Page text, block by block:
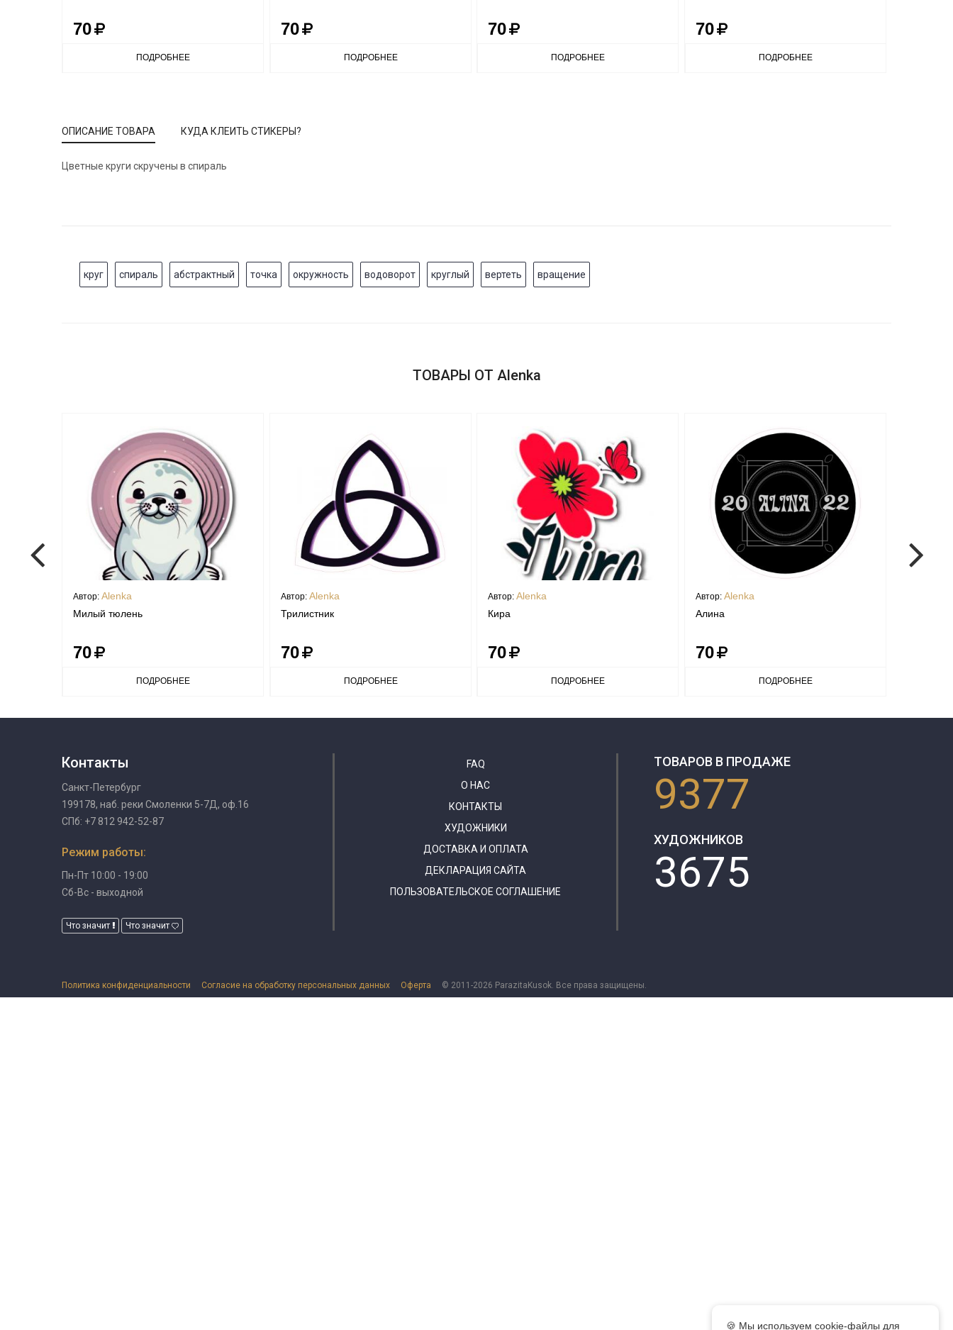
70
ПОДРОБНЕЕ
70
ПОДРОБНЕЕ
70
ПОДРОБНЕЕ
70
ПОДРОБНЕЕ
ОПИСАНИЕ ТОВАРА КУДА КЛЕИТЬ СТИКЕРЫ?
Цветные круги скручены в спираль
круг спираль абстрактный точка окружность водоворот круглый вертеть вращение
ТОВАРЫ ОТ Alenka
Автор: Alenka
Милый тюлень
70
ПОДРОБНЕЕ
Автор: Alenka
Трилистник
70
ПОДРОБНЕЕ
Автор: Alenka
Кира
70
ПОДРОБНЕЕ
Автор: Alenka
Алина
70
ПОДРОБНЕЕ
Контакты
Санкт-Петербург
199178, наб. реки Смоленки 5-7Д, оф.16
СПб: +7 812 942-52-87
Режим работы:
Пн-Пт 10:00 - 19:00
Сб-Вс - выходной
Что значит Что значит
FAQ
О НАС
КОНТАКТЫ
ХУДОЖНИКИ
ДОСТАВКА И ОПЛАТА
ДЕКЛАРАЦИЯ САЙТА
ПОЛЬЗОВАТЕЛЬСКОЕ СОГЛАШЕНИЕ
ТОВАРОВ В ПРОДАЖЕ
9377
ХУДОЖНИКОВ
3675
🍪 Мы используем cookie-файлы для
Политика конфиденциальности Согласие на обработку персональных данных Оферта © 2011-2026 ParazitaKusok. Все права защищены.